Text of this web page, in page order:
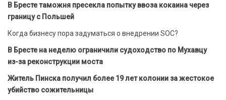
В Бресте таможня пресекла попытку ввоза кокаина через
границу с Польшей
Когда бизнесу пора задуматься о внедрении SOC?
В Бресте на неделю ограничили судоходство по Мухавцу
из-за реконструкции моста
Житель Пинска получил более 19 лет колонии за жестокое
убийство сожительницы